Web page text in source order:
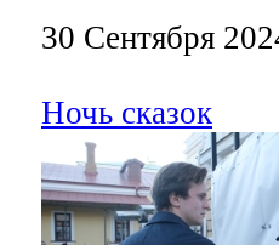
30 Сентября
Ночь сказок